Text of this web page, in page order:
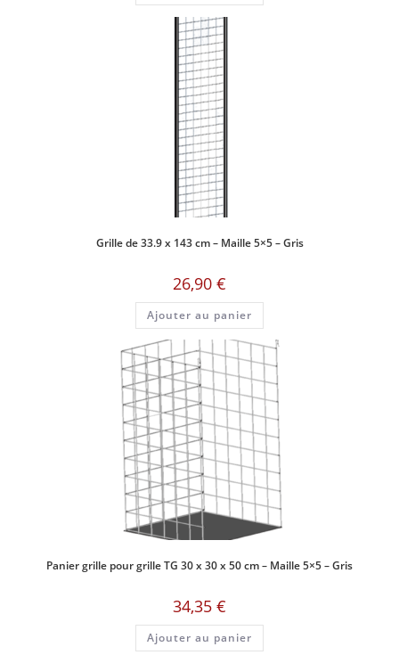
Grille de 33.9 x 143 cm – Maille 5×5 – Gris
26,90 €
Ajouter au panier
Panier grille pour grille TG 30 x 30 x 50 cm – Maille 5×5 – Gris
34,35 €
Ajouter au panier